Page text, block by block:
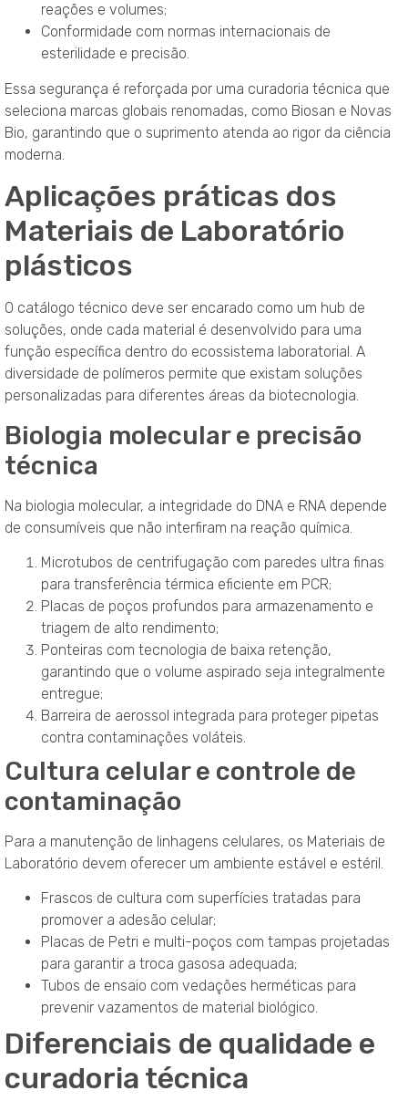
reações e volumes;
Conformidade com normas internacionais de
esterilidade e precisão.
Essa segurança é reforçada por uma curadoria técnica que
seleciona marcas globais renomadas, como Biosan e Novas
Bio, garantindo que o suprimento atenda ao rigor da ciência
moderna.
Aplicações práticas dos
Materiais de Laboratório
plásticos
O catálogo técnico deve ser encarado como um hub de
soluções, onde cada material é desenvolvido para uma
função específica dentro do ecossistema laboratorial . A
diversidade de polímeros permite que existam soluções
personalizadas para diferentes áreas da biotecnologia.
Biologia molecular e precisão
técnica
Na biologia molecular, a integridade do DNA e RNA depende
de consumíveis que não interfiram na reação química
Microtubos de centrifugação com paredes ultra finas
para transferência térmica eficiente em PCR;
Placas de poços profundos para armazenamento e
triagem de alto rendimento;
Ponteiras com tecnologia de baixa retenção,
garantindo que o volume aspirado seja integralmente
entregue;
Barreira de aerossol integrada para proteger pipetas
contra contaminações voláteis.
Cultura celular e controle de
contaminação
Para a manutenção de linhagens celulares, os Materiais de
Laboratório devem oferecer um ambiente estável e estéril.
Frascos de cultura com superfícies tratadas para
promover a adesão celular;
Placas de Petri e multi-poços com tampas projetadas
para garantir a troca gasosa adequada;
Tubos de ensaio com vedações herméticas para
prevenir vazamentos de material biológico.
Diferenciais de qualidade e
curadoria técnica